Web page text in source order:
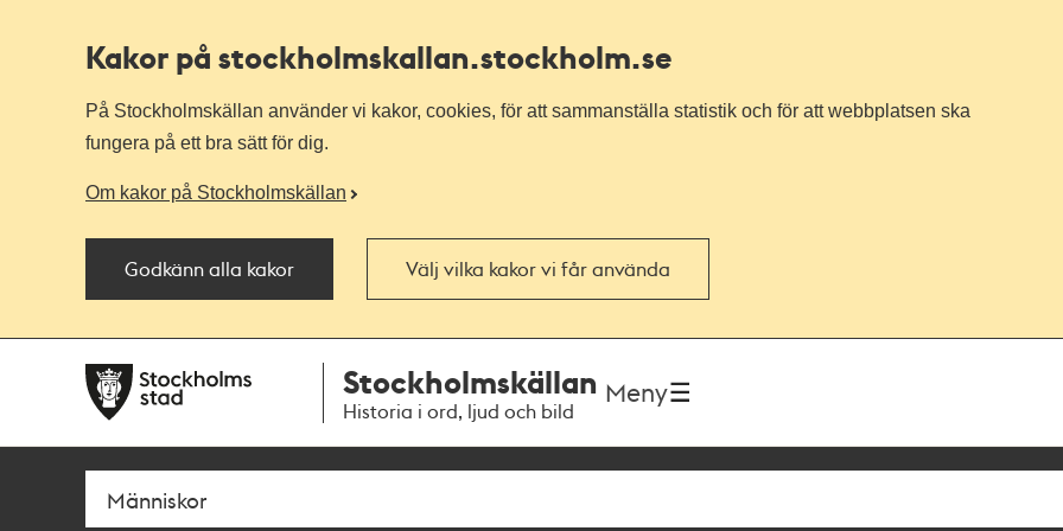
Kakor på stockholmskallan.stockholm.se
På Stockholmskällan använder vi kakor, cookies, för att sammanställa statistik och för att webbplatsen ska
fungera på ett bra sätt för dig.
Om kakor på Stockholmskällan
Godkänn alla kakor Välj vilka kakor vi får använda
navigationen
huvudinnehållet
Stockholmskällan
Historia i ord, ljud och bild
Meny
Sök